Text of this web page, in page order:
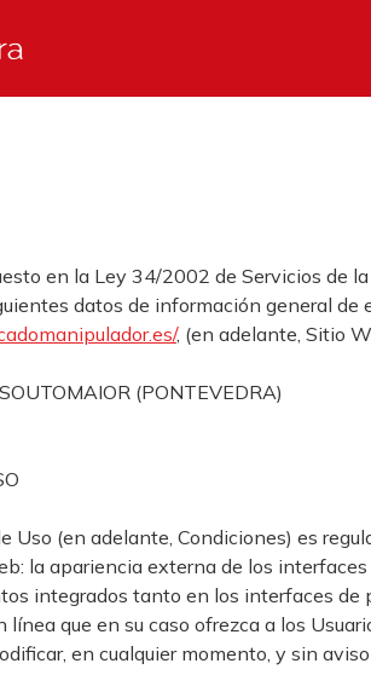
en la Ley 34/2002 de Servicios de
datos de información general de
ador.es/, (en adelante, Sitio
(PONTEVEDRA)
Uso (en adelante, Condiciones) es
la apariencia externa de los
integrados tanto en los interfaces
que en su caso ofrezca a los
en cualquier momento, y sin